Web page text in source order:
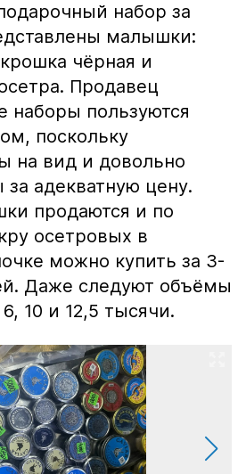
набор за
малышки:
чёрная и
Продавец
наборы пользуются
поскольку
на вид и довольно
адекватную цену.
продаются и по
осетровых в
можно купить за 3-
Даже следуют объёмы
10 и 12,5 тысячи.